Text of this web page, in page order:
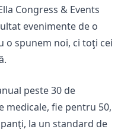
Congress & Events
evenimente de o
o spunem noi, ci toţi cei
peste 30 de
medicale, fie pentru 50,
la un standard de